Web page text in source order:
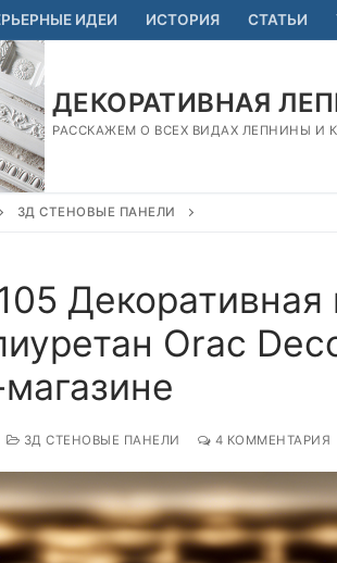
ИДЕИ ИСТОРИЯ СТАТЬИ
ДЕКОРАТИВНАЯ
РАССКАЖЕМ О ВСЕХ ВИДАХ ЛЕПНИНЫ И
3Д СТЕНОВЫЕ ПАНЕЛИ
Orac
3Д СТЕНОВЫЕ ПАНЕЛИ 4 КОММЕНТАРИЯ